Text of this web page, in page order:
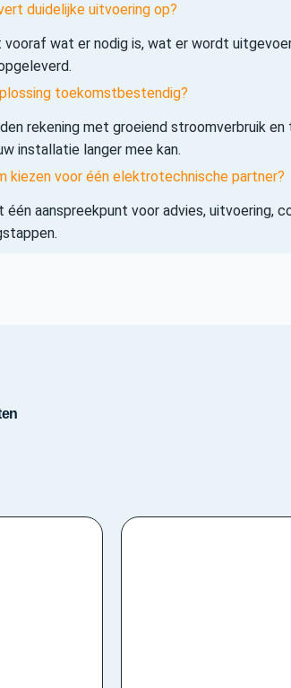
duidelijke uitvoering op?
vooraf wat er nodig is, wat er wordt
toekomstbestendig?
rekening met groeiend stroomverbruik
installatie langer mee kan.
kiezen voor één elektrotechnische partner?
één aanspreekpunt voor advies, uitvoering,